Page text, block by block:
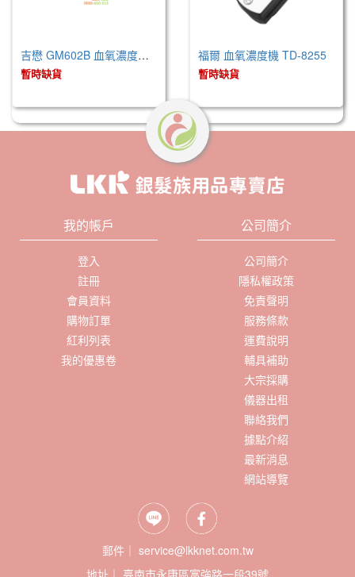
吉懋 GM602B 血氧濃度測定儀器
暫時缺貨
福爾 血氧濃度機 TD-8255
暫時缺貨
我的帳戶
登入
註冊
會員資料
購物訂單
紅利列表
我的優惠卷
公司簡介
公司簡介
隱私權政策
免責聲明
服務條款
運費說明
輔具補助
大宗採購
儀器出租
聯絡我們
據點介紹
最新消息
網站導覽
郵件｜ service@lkknet.com.tw